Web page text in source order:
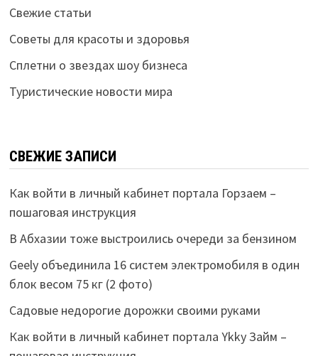
Свежие статьи
Советы для красоты и здоровья
Сплетни о звездах шоу бизнеса
Туристические новости мира
СВЕЖИЕ ЗАПИСИ
Как войти в личный кабинет портала Горзаем –
пошаговая инструкция
В Абхазии тоже выстроились очереди за бензином
Geely объединила 16 систем электромобиля в один
блок весом 75 кг (2 фото)
Садовые недорогие дорожки своими руками
Как войти в личный кабинет портала Ykky Займ –